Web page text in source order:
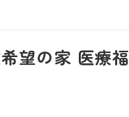
望の家 医療福